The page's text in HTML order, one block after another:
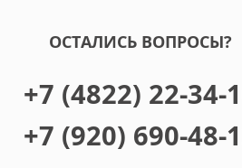
ОСТАЛИСЬ ВОПРОСЫ?
+7 (4822) 22-34-
+7 (920) 690-48-